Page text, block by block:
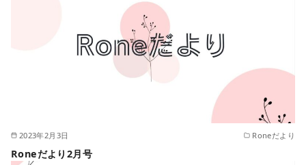
2023年2月3日 Roneだより
Roneだより2月号